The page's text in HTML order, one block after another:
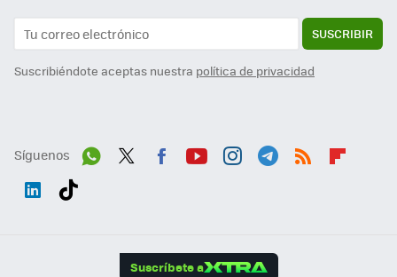
SUSCRIBIR
Suscribiéndote aceptas nuestra política de privacidad
Síguenos
Suscríbete a